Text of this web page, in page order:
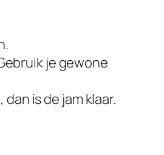
je gewone
is de jam klaar.